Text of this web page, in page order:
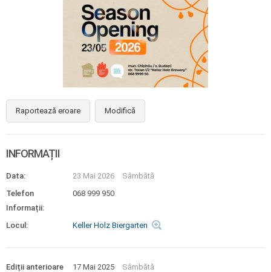
Raportează eroare Modifică
INFORMAȚII
Data: 23 Mai 2026
Sâmbătă
Telefon
Informații:
068 999 950
Locul: Keller Holz Biergarten
Ediții anterioare 17 Mai 2025
Sâmbătă